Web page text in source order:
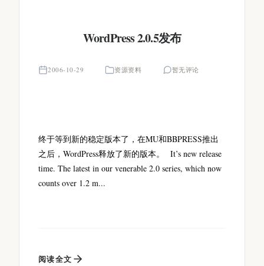
WordPress 2.0.5发布
2006-10-29 资源资料 暂无评论
终于等到新的稳定版本了，在MU和BBPRESS推出
之后，WordPress释放了新的版本。 It’s new release
time. The latest in our venerable 2.0 series, which now
counts over 1.2 m...
阅读全文